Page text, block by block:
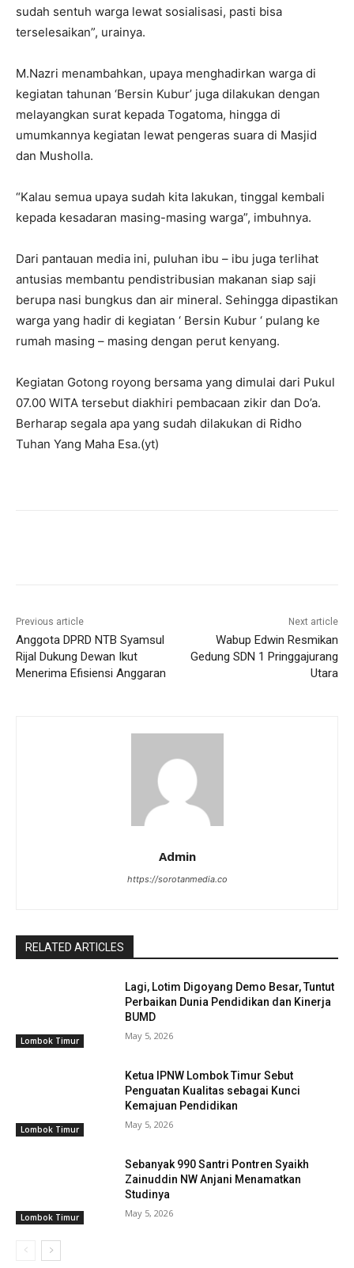
sudah sentuh warga lewat sosialisasi, pasti bisa
terselesaikan”, urainya.
M.Nazri menambahkan, upaya menghadirkan warga di
kegiatan tahunan ‘Bersin Kubur’ juga dilakukan dengan
melayangkan surat kepada Togatoma, hingga di
umumkannya kegiatan lewat pengeras suara di Masjid
dan Musholla.
“Kalau semua upaya sudah kita lakukan, tinggal kembali
kepada kesadaran masing-masing warga”, imbuhnya.
Dari pantauan media ini, puluhan ibu – ibu juga terlihat
antusias membantu pendistribusian makanan siap saji
berupa nasi bungkus dan air mineral. Sehingga dipastikan
warga yang hadir di kegiatan ‘ Bersin Kubur ‘ pulang ke
rumah masing – masing dengan perut kenyang.
Kegiatan Gotong royong bersama yang dimulai dari Pukul
07.00 WITA tersebut diakhiri pembacaan zikir dan Do’a.
Berharap segala apa yang sudah dilakukan di Ridho
Tuhan Yang Maha Esa.(yt)
Previous article
Anggota DPRD NTB Syamsul
Rijal Dukung Dewan Ikut
Menerima Efisiensi Anggaran
Next article
Wabup Edwin Resmikan
Gedung SDN 1 Pringgajurang
Utara
Admin
https://sorotanmedia.co
RELATED ARTICLES
Lombok Timur
Lagi, Lotim Digoyang Demo Besar, Tuntut
Perbaikan Dunia Pendidikan dan Kinerja
BUMD
May 5, 2026
Lombok Timur
Ketua IPNW Lombok Timur Sebut
Penguatan Kualitas sebagai Kunci
Kemajuan Pendidikan
May 5, 2026
Lombok Timur
Sebanyak 990 Santri Pontren Syaikh
Zainuddin NW Anjani Menamatkan
Studinya
May 5, 2026